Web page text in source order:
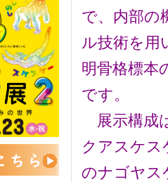
で、内部の
ル技術を用
明骨格標本
です。
展示構成
クアスケス
のナゴヤス